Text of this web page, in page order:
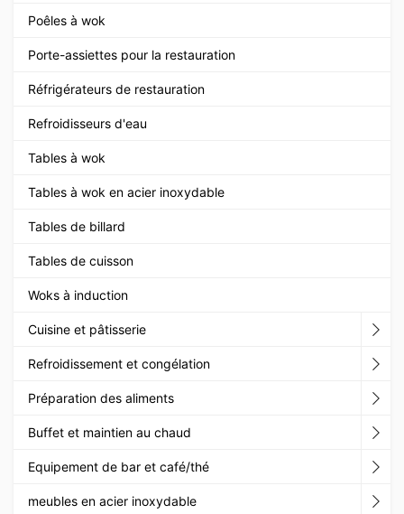
Poêles à wok
Porte-assiettes pour la restauration
Réfrigérateurs de restauration
Refroidisseurs d'eau
Tables à wok
Tables à wok en acier inoxydable
Tables de billard
Tables de cuisson
Woks à induction
Cuisine et pâtisserie
Refroidissement et congélation
Préparation des aliments
Buffet et maintien au chaud
Equipement de bar et café/thé
meubles en acier inoxydable